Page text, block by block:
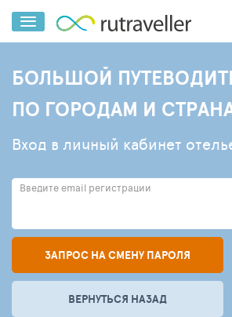
БОЛЬШОЙ
ПО ГОРОДАМ И
Вход в личный кабинет
Введите email регистрации
ЗАПРОС НА СМЕНУ ПАРОЛЯ
ВЕРНУТЬСЯ НАЗАД